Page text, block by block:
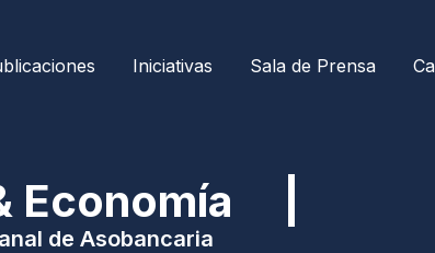
Iniciativas Sala de Prensa
Economía |
de Asobancaria